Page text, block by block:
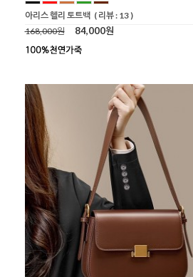
아리스 헬리 토트백 ( 리뷰 : 13 )
168,000원
84,000원